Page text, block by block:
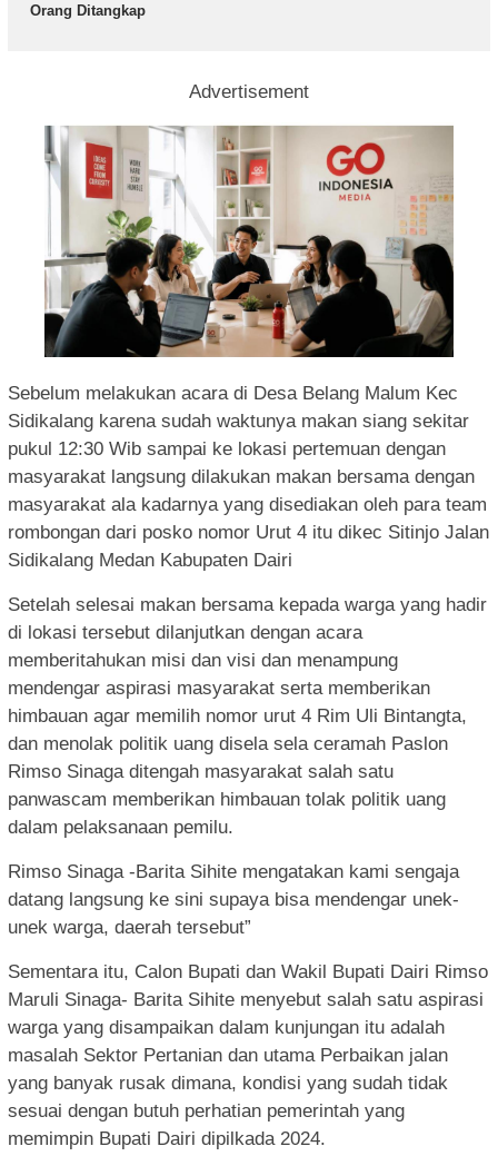
Orang Ditangkap
Advertisement
Sebelum melakukan acara di Desa Belang Malum Kec
Sidikalang karena sudah waktunya makan siang sekitar
pukul 12:30 Wib sampai ke lokasi pertemuan dengan
masyarakat langsung dilakukan makan bersama dengan
masyarakat ala kadarnya yang disediakan oleh para team
rombongan dari posko nomor Urut 4 itu dikec Sitinjo Jalan
Sidikalang Medan Kabupaten Dairi
Setelah selesai makan bersama kepada warga yang hadir
di lokasi tersebut dilanjutkan dengan acara
memberitahukan misi dan visi dan menampung
mendengar aspirasi masyarakat serta memberikan
himbauan agar memilih nomor urut 4 Rim Uli Bintangta,
dan menolak politik uang disela sela ceramah Paslon
Rimso Sinaga ditengah masyarakat salah satu
panwascam memberikan himbauan tolak politik uang
dalam pelaksanaan pemilu.
Rimso Sinaga -Barita Sihite mengatakan kami sengaja
datang langsung ke sini supaya bisa mendengar unek-
unek warga, daerah tersebut”
Sementara itu, Calon Bupati dan Wakil Bupati Dairi Rimso
Maruli Sinaga- Barita Sihite menyebut salah satu aspirasi
warga yang disampaikan dalam kunjungan itu adalah
masalah Sektor Pertanian dan utama Perbaikan jalan
yang banyak rusak dimana, kondisi yang sudah tidak
sesuai dengan butuh perhatian pemerintah yang
memimpin Bupati Dairi dipilkada 2024.